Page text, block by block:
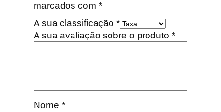
marcados com *
A sua classificação *
A sua avaliação sobre o produto *
Nome *